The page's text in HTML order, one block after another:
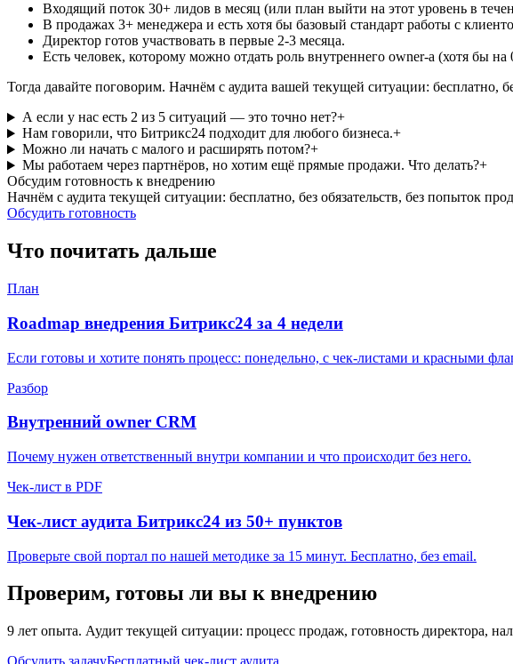
Входящий поток 30+ лидов в месяц (или план выйти на этот уровень в
В продажах 3+ менеджера и есть хотя бы базовый стандарт работы с
Директор готов участвовать в первые 2-3 месяца.
Есть человек, которому можно отдать роль внутреннего owner-а (хотя бы на
Тогда давайте поговорим. Начнём с аудита вашей текущей ситуации: бесплатно,
А если у нас есть 2 из 5 ситуаций — это точно нет?+
Нам говорили, что Битрикс24 подходит для любого бизнеса.+
Можно ли начать с малого и расширять потом?+
Мы работаем через партнёров, но хотим ещё прямые продажи. Что делать?+
Обсудим готовность к внедрению
Начнём с аудита текущей ситуации: бесплатно, без обязательств, без попыток
Обсудить готовность
Что почитать дальше
План
Roadmap внедрения Битрикс24 за 4 недели
Если готовы и хотите понять процесс: понедельно, с чек-листами и красными
Разбор
Внутренний owner CRM
Почему нужен ответственный внутри компании и что происходит без него.
Чек-лист в PDF
Чек-лист аудита Битрикс24 из 50+ пунктов
Проверьте свой портал по нашей методике за 15 минут. Бесплатно, без email.
Проверим, готовы ли вы к внедрению
9 лет опыта. Аудит текущей ситуации: процесс продаж, готовность директора,